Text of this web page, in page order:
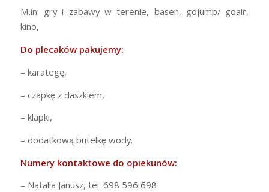
M.in: gry i zabawy w terenie, basen, gojump/ goair,
kino,
Do plecaków pakujemy:
– karategę,
– czapkę z daszkiem,
– klapki,
– dodatkową butelkę wody.
Numery kontaktowe do opiekunów:
– Natalia Janusz, tel. 698 596 698